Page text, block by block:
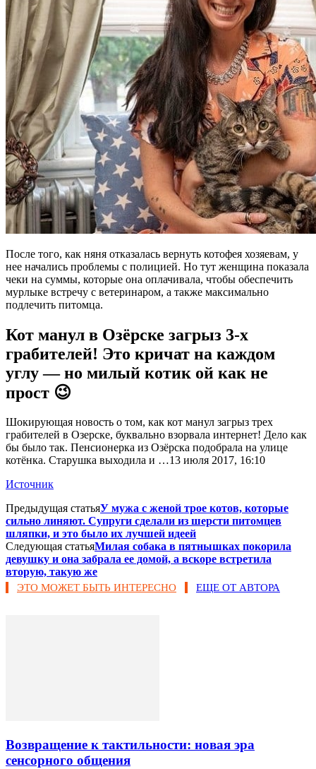
После того, как няня отказалась вернуть котофея хозяевам, у
нее начались проблемы с полицией. Но тут женщина показала
чеки на суммы, которые она оплачивала, чтобы обеспечить
мурлыке встречу с ветеринаром, а также максимально
подлечить питомца.
Кот манул в Озёрске загрыз 3-х
грабителей! Это кричат на каждом
углу — но милый котик ой как не
прост 😉
Шокирующая новость о том, как кот манул загрыз трех
грабителей в Озерске, буквально взорвала интернет! Дело как
бы было так. Пенсионерка из Озёрска подобрала на улице
котёнка. Старушка выходила и …13 июля 2017, 16:10
Источник
Предыдущая статьяУ мужа с женой трое котов, которые
сильно линяют. Супруги сделали из шерсти питомцев
шляпки, и это было их лучшей идеей
Следующая статьяМилая собака в пятнышках покорила
девушку и она забрала ее домой, а вскоре встретила
вторую, такую же
ЭТО МОЖЕТ БЫТЬ ИНТЕРЕСНО ЕЩЕ ОТ АВТОРА
Возвращение к тактильности: новая эра
сенсорного общения